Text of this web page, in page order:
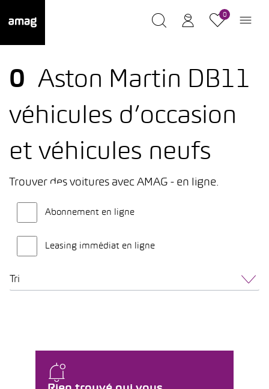
0
0 Aston Martin DB11
véhicules d’occasion
et véhicules neufs
Trouver des voitures avec AMAG - en ligne.
Abonnement en ligne
Leasing immédiat en ligne
Tri